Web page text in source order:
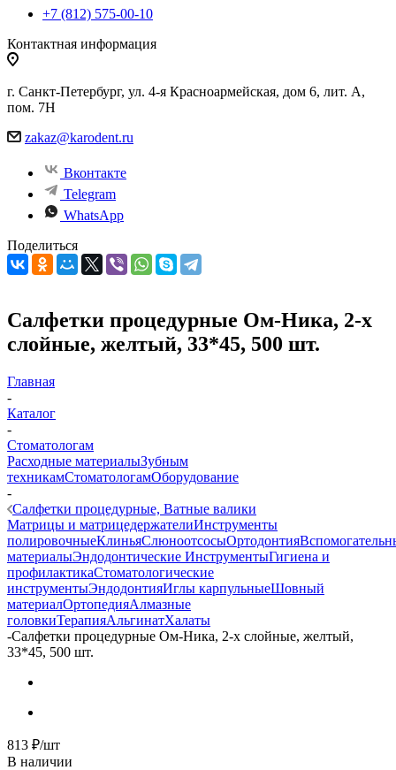
+7 (812) 575-00-10
Контактная информация
г. Санкт-Петербург, ул. 4-я Красноармейская, дом 6, лит. А,
пом. 7Н
zakaz@karodent.ru
Вконтакте
Telegram
WhatsApp
Поделиться
Салфетки процедурные Ом-Ника, 2-х
слойные, желтый, 33*45, 500 шт.
Главная
-
Каталог
-
Стоматологам
Расходные материалыЗубным
техникамСтоматологамОборудование
-
Салфетки процедурные, Ватные валики
Матрицы и матрицедержателиИнструменты
полировочныеКлиньяСлюноотсосыОртодонтия
материалыЭндодонтические ИнструментыГигиена и
профилактикаСтоматологические
инструментыЭндодонтияИглы карпульныеШовный
материалОртопедияАлмазные
головкиТерапияАльгинатХалаты
-Салфетки процедурные Ом-Ника, 2-х слойные, желтый,
33*45, 500 шт.
813 ₽/шт
В наличии